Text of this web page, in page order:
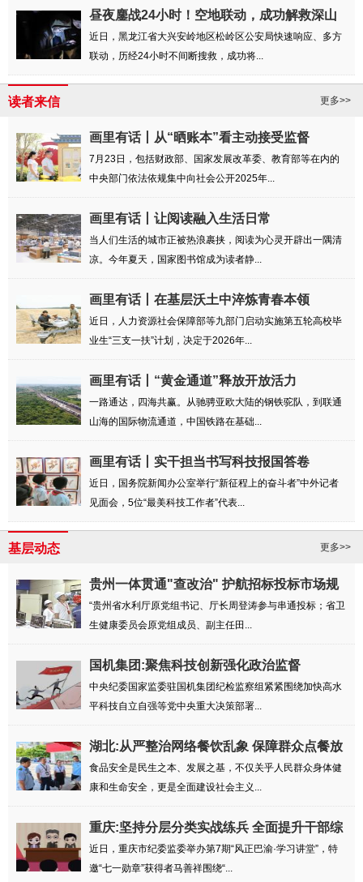
昼夜鏖战24小时！空地联动，成功解救深山
失联...
近日，黑龙江省大兴安岭地区松岭区公安局快速响应、多方
联动，历经24小时不间断搜救，成功将...
读者来信 更多>>
画里有话丨从“晒账本”看主动接受监督
7月23日，包括财政部、国家发展改革委、教育部等在内的
中央部门依法依规集中向社会公开2025年...
画里有话丨让阅读融入生活日常
当人们生活的城市正被热浪裹挟，阅读为心灵开辟出一隅清
凉。今年夏天，国家图书馆成为读者静...
画里有话丨在基层沃土中淬炼青春本领
近日，人力资源社会保障部等九部门启动实施第五轮高校毕
业生“三支一扶”计划，决定于2026年...
画里有话丨“黄金通道”释放开放活力
一路通达，四海共赢。从驰骋亚欧大陆的钢铁驼队，到联通
山海的国际物流通道，中国铁路在基础...
画里有话丨实干担当书写科技报国答卷
近日，国务院新闻办公室举行“新征程上的奋斗者”中外记者
见面会，5位“最美科技工作者”代表...
基层动态 更多>>
贵州一体贯通"查改治" 护航招标投标市场规
范...
“贵州省水利厅原党组书记、厅长周登涛参与串通投标；省卫
生健康委员会原党组成员、副主任田...
国机集团:聚焦科技创新强化政治监督
中央纪委国家监委驻国机集团纪检监察组紧紧围绕加快高水
平科技自立自强等党中央重大决策部署...
湖北:从严整治网络餐饮乱象 保障群众点餐放
心...
食品安全是民生之本、发展之基，不仅关乎人民群众身体健
康和生命安全，更是全面建设社会主义...
重庆:坚持分层分类实战练兵 全面提升干部综
合...
近日，重庆市纪委监委举办第7期“风正巴渝·学习讲堂”，特
邀“七一勋章”获得者马善祥围绕“...